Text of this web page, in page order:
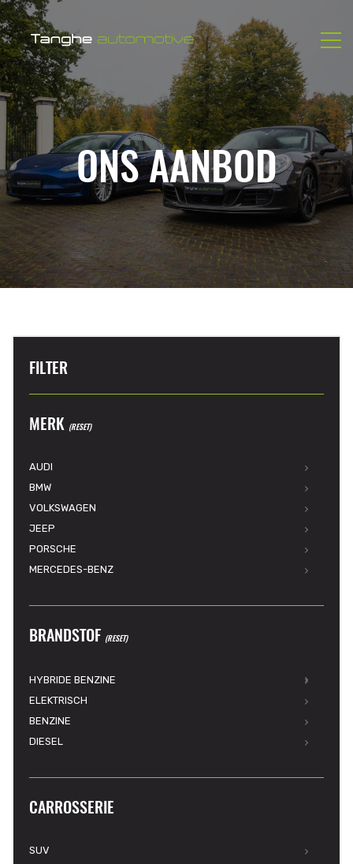
ONS AANBOD
FILTER
MERK (RESET)
AUDI
BMW
VOLKSWAGEN
JEEP
PORSCHE
MERCEDES-BENZ
BRANDSTOF (RESET)
HYBRIDE BENZINE
ELEKTRISCH
BENZINE
DIESEL
CARROSSERIE
SUV